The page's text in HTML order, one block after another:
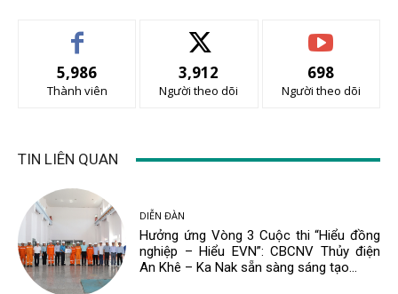
5,986
Thành viên
3,912
Người theo dõi
698
Người theo dõi
TIN LIÊN QUAN
DIỄN ĐÀN
Hưởng ứng Vòng 3 Cuộc thi “Hiểu đồng
nghiệp – Hiểu EVN”: CBCNV Thủy điện
An Khê – Ka Nak sẵn sàng sáng tạo...